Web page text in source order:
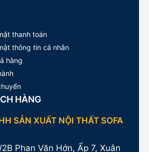
thanh toán
thông tin cá nhân
hàng
HÀNG
SẢN XUẤT NỘI THẤT SOFA
Phan Văn Hớn, Ấp 7, Xuân